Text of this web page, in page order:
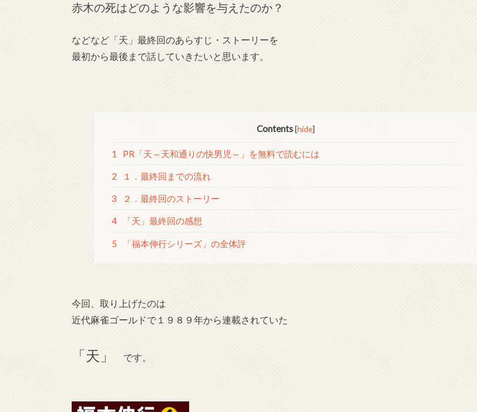
赤木の死はどのような影響を与えたのか？
などなど「天」最終回のあらすじ・ストーリーを
最初から最後まで話していきたいと思います。
Contents [hide]
1 PR「天～天和通りの快男児～」を無料で読むには
2 １．最終回までの流れ
3 ２．最終回のストーリー
4 「天」最終回の感想
5 「福本伸行シリーズ」の全体評
今回、取り上げたのは
近代麻雀ゴールドで１９８９年から連載されていた
「天」 です。